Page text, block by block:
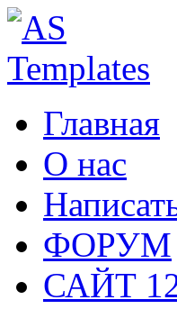
Главная
О нас
ФОРУМ
САЙТ